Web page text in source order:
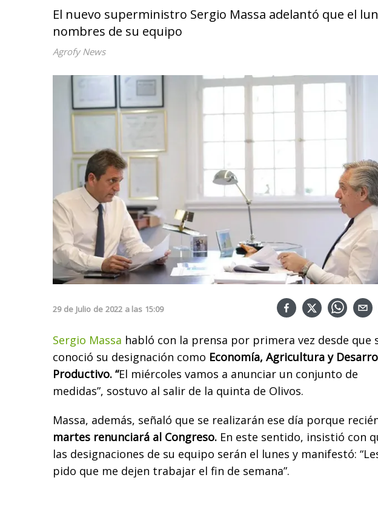
El nuevo superministro Sergio Massa adelantó que el
nombres de su equipo
Agrofy News
29 de Julio de 2022 a las 15:09
Sergio Massa habló con la prensa por primera vez desde que
conoció su designación como Economía, Agricultura y
Productivo. “El miércoles vamos a anunciar un conjunto de
medidas”, sostuvo al salir de la quinta de Olivos.
Massa, además, señaló que se realizarán ese día porque
martes renunciará al Congreso. En este sentido, insistió con
las designaciones de su equipo serán el lunes y manifestó:
pido que me dejen trabajar el fin de semana”.